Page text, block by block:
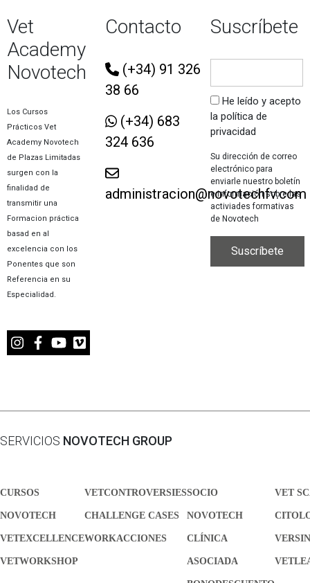
Vet
Academy
Novotech
Los Cursos
Prácticos Vet
Academy Novotech
de Plazas Limitadas
surgen con la
finalidad de
transmitir una
Formacion práctica
basad en al
excelencia con los
Ponentes que son
Referencia en su
Especialidad.
Contacto
(+34) 91 326
38 66
(+34) 683
324 636
administracion@novotechfv.com
Suscríbete
He leído y acepto
la política de
privacidad
Su dirección de correo
electrónico para
enviarle nuestro boletín
e información sobre las
activiades formativas
de Novotech
SERVICIOS NOVOTECH GROUP
CURSOS
NOVOTECH
VETEXCELLENCE
VETWORKSHOP
VETCONTROVERSIES
CHALLENGE CASES
WORKACCIONES
SOCIO
NOVOTECH
CLÍNICA
ASOCIADA
VET